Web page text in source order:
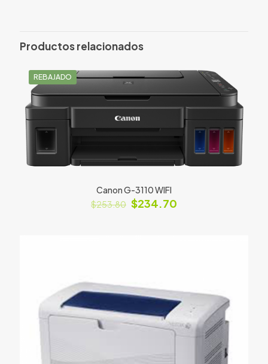
Productos relacionados
REBAJADO
Canon G-3110 WIFI
$253.80 $234.70